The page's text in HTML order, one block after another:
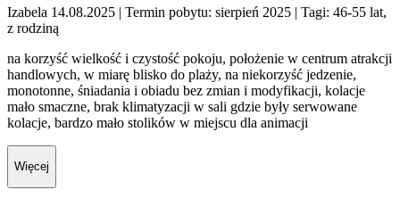
Izabela 14.08.2025 | Termin pobytu: sierpień 2025 | Tagi: 46-55 lat,
z rodziną
na korzyść wielkość i czystość pokoju, położenie w centrum atrakcji
handlowych, w miarę blisko do plaży, na niekorzyść jedzenie,
monotonne, śniadania i obiadu bez zmian i modyfikacji, kolacje
mało smaczne, brak klimatyzacji w sali gdzie były serwowane
kolacje, bardzo mało stolików w miejscu dla animacji
Więcej